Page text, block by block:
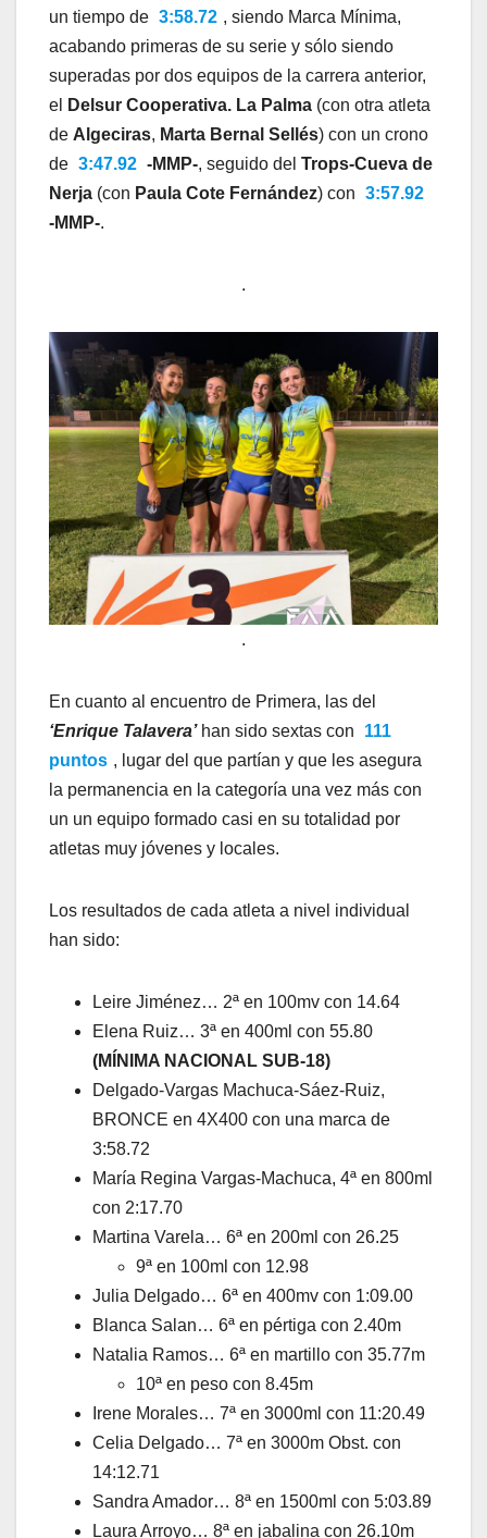
un tiempo de 3:58.72 , siendo Marca Mínima,
acabando primeras de su serie y sólo siendo
superadas por dos equipos de la carrera anterior,
el
Delsur Cooperativa. La Palma (con otra atleta
de Algeciras, Marta Bernal Sellés) con un crono
de 3:47.92 -MMP-, seguido del Trops-Cueva de
Nerja (con Paula Cote Fernández) con 3:57.92
-MMP-.
.
.
En cuanto al encuentro de Primera, las del
‘Enrique Talavera’han sido sextas con
111
puntos , lugar del que partían y que les asegura
la permanencia en la categoría una vez más con
un un equipo formado casi en su totalidad por
atletas muy jóvenes y locales.
Los resultados de cada atleta a nivel individual
han sido:
Leire Jiménez… 2ª en 100mv con 14.64
Elena Ruiz… 3ª en 400ml con 55.80
(MÍNIMA NACIONAL SUB-18)
Delgado-Vargas Machuca-Sáez-Ruiz,
BRONCE en 4X400 con una marca de
3:58.72
María Regina Vargas-Machuca, 4ª en 800ml
con 2:17.70
Martina Varela… 6ª en 200ml con 26.25
9ª en 100ml con 12.98
Julia Delgado… 6ª en 400mv con 1:09.00
Blanca Salan… 6ª en pértiga con 2.40m
Natalia Ramos… 6ª en martillo con 35.77m
10ª en peso con 8.45m
Irene Morales… 7ª en 3000ml con 11:20.49
Celia Delgado… 7ª en 3000m Obst. con
14:12.71
Sandra Amador… 8ª en 1500ml con 5:03.89
Laura Arroyo… 8ª en jabalina con 26.10m